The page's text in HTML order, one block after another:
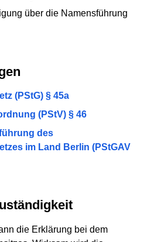
über die Namensführung
(PStG) § 45a
(PStV) § 46
des
im Land Berlin (PStGAV
die Erklärung bei dem